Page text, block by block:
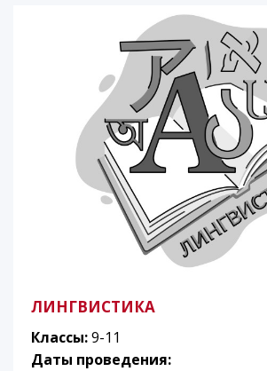
ЛИНГВИСТИКА
Классы:9-11
Даты проведения: